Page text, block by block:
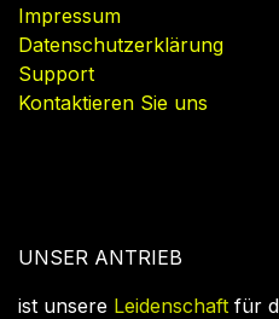
Impressum
Datenschutzerklärung
Support
Kontaktieren Sie uns
UNSER ANTRIEB
ist unsere Leidenschaft für